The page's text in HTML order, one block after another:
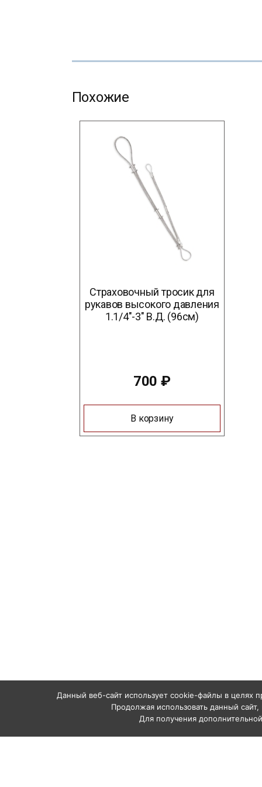
Похожие
Страховочный тросик для
рукавов высокого давления
1.1/4″-3″ В.Д. (96см)
700₽
В корзину
Данный веб-сайт использует cookie-файлы в целях
Продолжая использовать данный
Для получения